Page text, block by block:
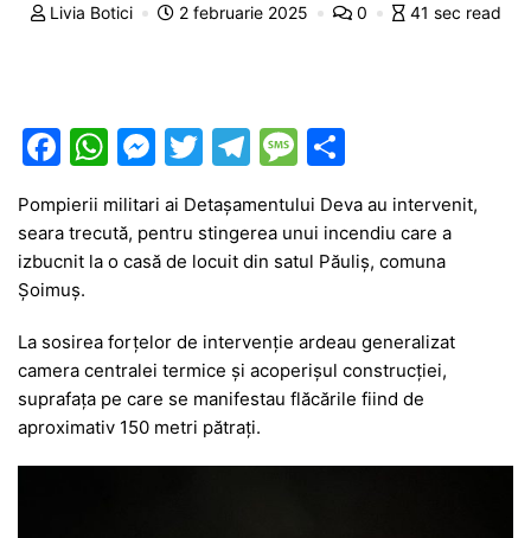
Livia Botici 2 februarie 2025 0 41 sec read
F
a
c
e
b
o
o
k
W
h
at
s
p
p
M
e
s
s
n
g
er
T
itt
er
T
e
gr
m
M
e
s
s
g
e
ta
je
z
ă
Pompierii militari ai Detașamentului Deva au intervenit,
seara trecută, pentru stingerea unui incendiu care a
izbucnit la o casă de locuit din satul Păuliș, comuna
Șoimuș.
La sosirea forțelor de intervenție ardeau generalizat
camera centralei termice și acoperișul construcției,
suprafața pe care se manifestau flăcările fiind de
aproximativ 150 metri pătrați.